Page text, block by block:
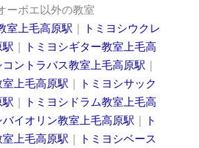
ーボエ以外の教室
室上毛高原駅 ｜ トミヨシウクレ
｜ トミヨシギター教室上毛高
コントラバス教室上毛高原駅 ｜
室上毛高原駅 ｜ トミヨシサック
｜ トミヨシドラム教室上毛高
バイオリン教室上毛高原駅 ｜ ト
上毛高原駅 ｜ トミヨシベース